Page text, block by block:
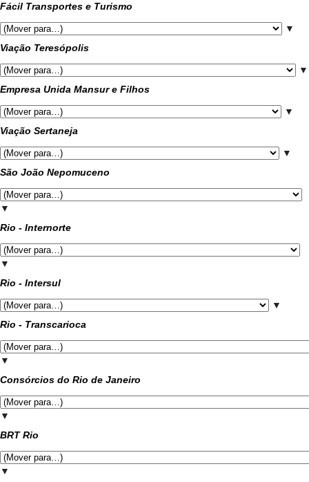
Fácil Transportes e Turismo
▼
Viação Teresópolis
▼
Empresa Unida Mansur e Filhos
▼
Viação Sertaneja
▼
São João Nepomuceno
▼
Rio - Internorte
▼
Rio - Intersul
▼
Rio - Transcarioca
▼
Consórcios do Rio de Janeiro
▼
BRT Rio
▼